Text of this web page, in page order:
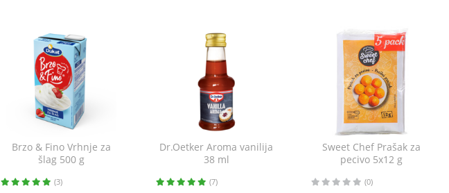
Brzo & Fino Vrhnje za
šlag 500 g
(3)
Dr.Oetker Aroma vanilija
38 ml
(7)
Sweet Chef Prašak za
pecivo 5x12 g
(0)